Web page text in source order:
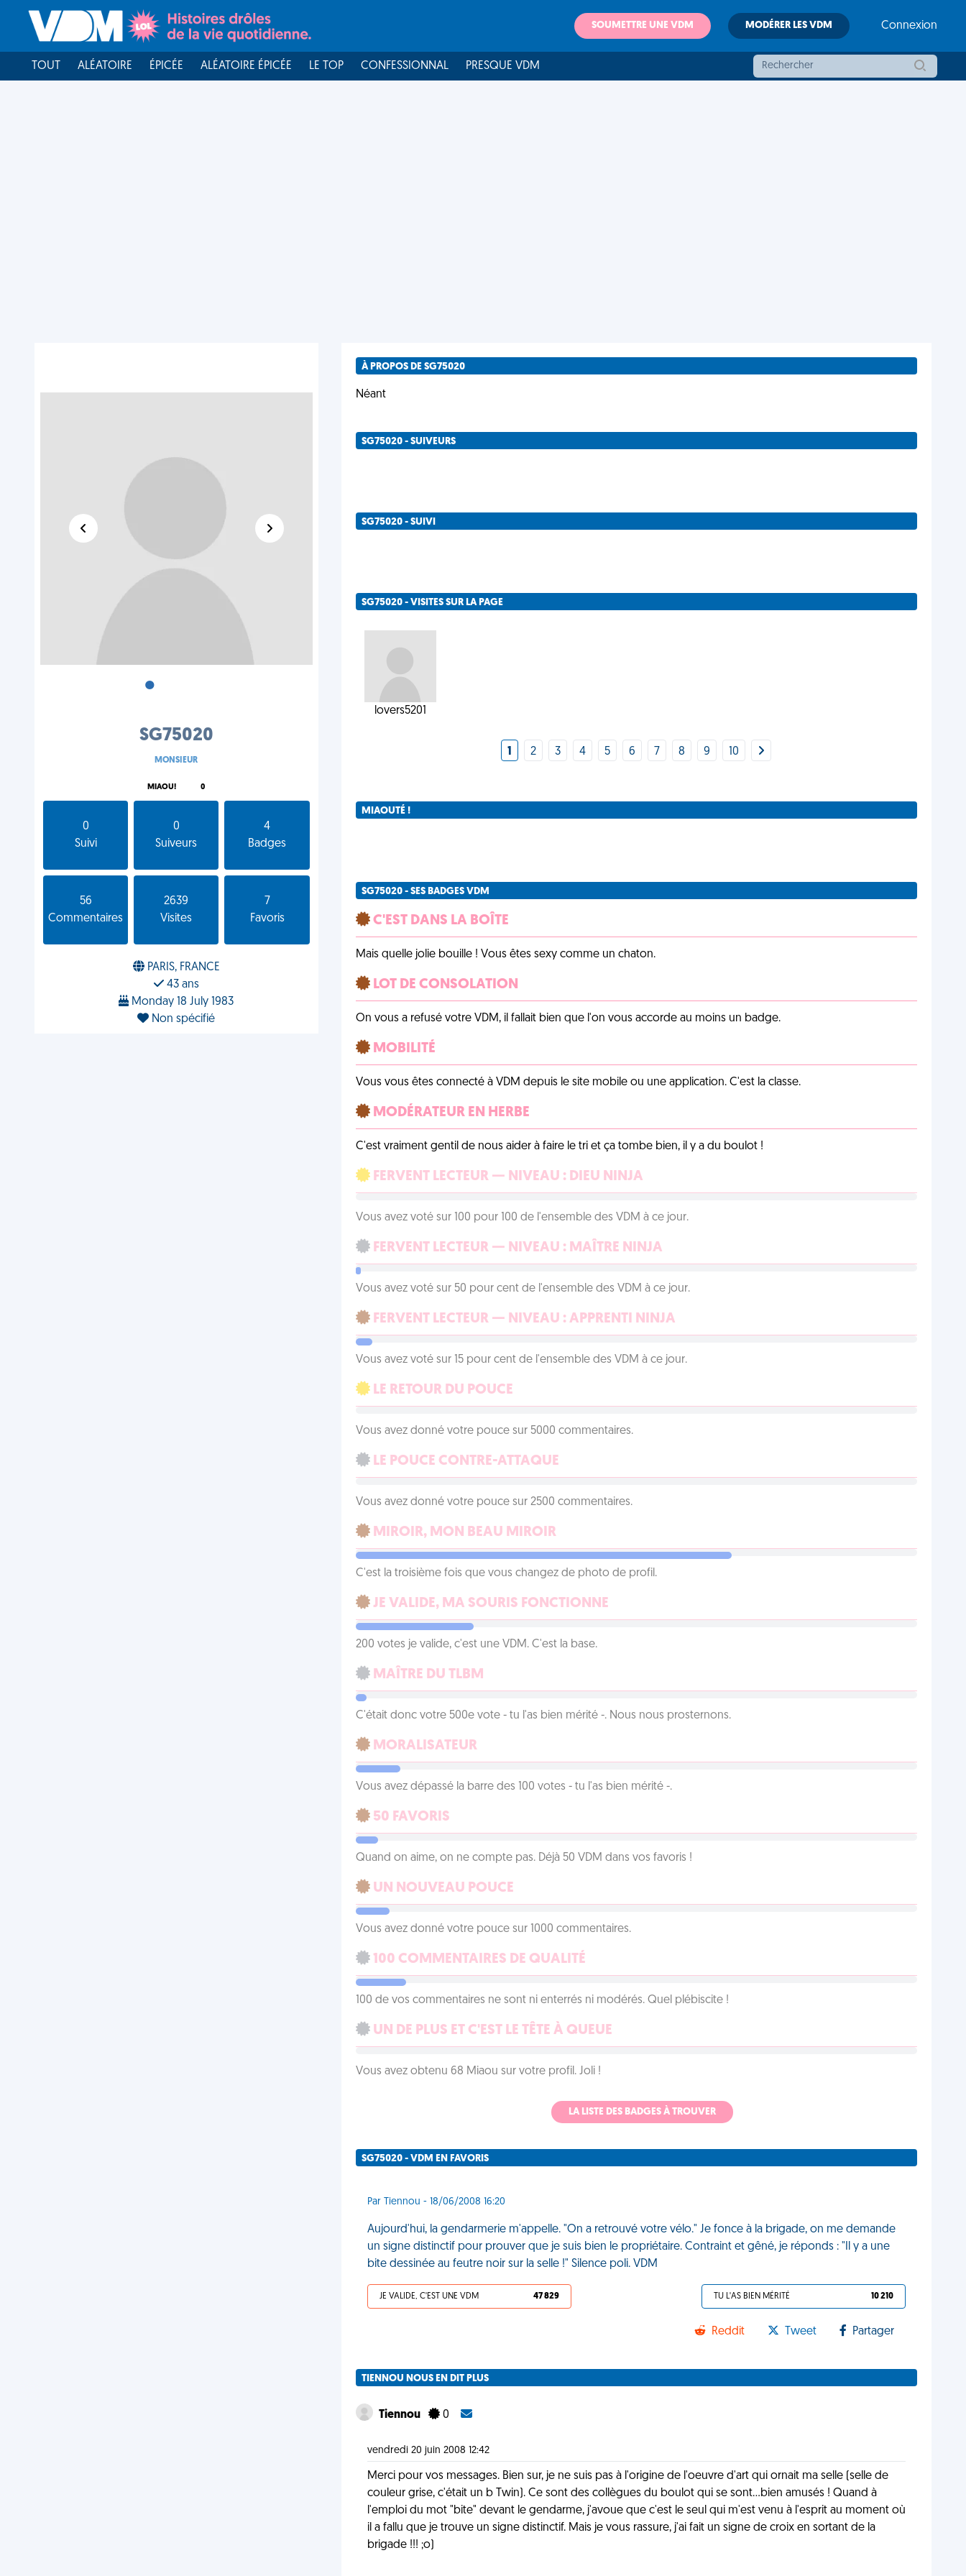
SOUMETTRE UNE VDM MODÉRER LES VDM Connexion
TOUT ALÉATOIRE ÉPICÉE ALÉATOIRE ÉPICÉE LE TOP CONFESSIONNAL PRESQUE VDM
•
SG75020
MONSIEUR
MIAOU! 0
0
Suivi
0
Suiveurs
4
Badges
56
Commentaires
2639
Visites
7
Favoris
PARIS, FRANCE
43 ans
Monday 18 July 1983
Non spécifié
À PROPOS DE SG75020
Néant
SG75020 - SUIVEURS
SG75020 - SUIVI
SG75020 - VISITES SUR LA PAGE
lovers5201
1 2 3 4 5 6 7 8 9 10
MIAOUTÉ !
SG75020 - SES BADGES VDM
C'EST DANS LA BOÎTE
Mais quelle jolie bouille ! Vous êtes sexy comme un chaton.
LOT DE CONSOLATION
On vous a refusé votre VDM, il fallait bien que l'on vous accorde au moins un badge.
MOBILITÉ
Vous vous êtes connecté à VDM depuis le site mobile ou une application. C'est la classe.
MODÉRATEUR EN HERBE
C'est vraiment gentil de nous aider à faire le tri et ça tombe bien, il y a du boulot !
FERVENT LECTEUR — NIVEAU : DIEU NINJA
Vous avez voté sur 100 pour 100 de l'ensemble des VDM à ce jour.
FERVENT LECTEUR — NIVEAU : MAÎTRE NINJA
Vous avez voté sur 50 pour cent de l'ensemble des VDM à ce jour.
FERVENT LECTEUR — NIVEAU : APPRENTI NINJA
Vous avez voté sur 15 pour cent de l'ensemble des VDM à ce jour.
LE RETOUR DU POUCE
Vous avez donné votre pouce sur 5000 commentaires.
LE POUCE CONTRE-ATTAQUE
Vous avez donné votre pouce sur 2500 commentaires.
MIROIR, MON BEAU MIROIR
C'est la troisième fois que vous changez de photo de profil.
JE VALIDE, MA SOURIS FONCTIONNE
200 votes je valide, c'est une VDM. C'est la base.
MAÎTRE DU TLBM
C'était donc votre 500e vote - tu l'as bien mérité -. Nous nous prosternons.
MORALISATEUR
Vous avez dépassé la barre des 100 votes - tu l'as bien mérité -.
50 FAVORIS
Quand on aime, on ne compte pas. Déjà 50 VDM dans vos favoris !
UN NOUVEAU POUCE
Vous avez donné votre pouce sur 1000 commentaires.
100 COMMENTAIRES DE QUALITÉ
100 de vos commentaires ne sont ni enterrés ni modérés. Quel plébiscite !
UN DE PLUS ET C'EST LE TÊTE À QUEUE
Vous avez obtenu 68 Miaou sur votre profil. Joli !
LA LISTE DES BADGES À TROUVER
SG75020 - VDM EN FAVORIS
Par Tiennou - 18/06/2008 16:20
Aujourd'hui, la gendarmerie m'appelle. "On a retrouvé votre vélo." Je fonce à la brigade, on me demande
un signe distinctif pour prouver que je suis bien le propriétaire. Contraint et gêné, je réponds : "Il y a une
bite dessinée au feutre noir sur la selle !" Silence poli. VDM
JE VALIDE, C'EST UNE VDM 47 829 TU L'AS BIEN MÉRITÉ 10 210
Reddit Tweet Partager
TIENNOU NOUS EN DIT PLUS
Tiennou 0
vendredi 20 juin 2008 12:42
Merci pour vos messages. Bien sur, je ne suis pas à l'origine de l'oeuvre d'art qui ornait ma selle (selle de
couleur grise, c'était un b Twin). Ce sont des collègues du boulot qui se sont...bien amusés ! Quand à
l'emploi du mot "bite" devant le gendarme, j'avoue que c'est le seul qui m'est venu à l'esprit au moment où
il a fallu que je trouve un signe distinctif. Mais je vous rassure, j'ai fait un signe de croix en sortant de la
brigade !!! ;o)